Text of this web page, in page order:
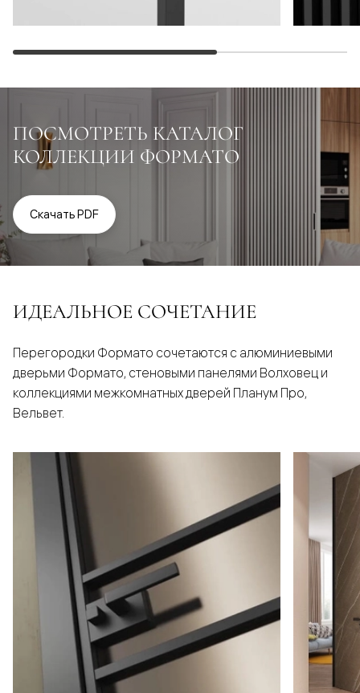
ПОСМОТРЕТЬ КАТАЛОГ
КОЛЛЕКЦИИ ФОРМАТО
Скачать PDF
ИДЕАЛЬНОЕ СОЧЕТАНИЕ
Перегородки Формато сочетаются с алюминиевыми
дверьми Формато, стеновыми панелями Волховец и
коллекциями межкомнатных дверей Планум Про,
Вельвет.